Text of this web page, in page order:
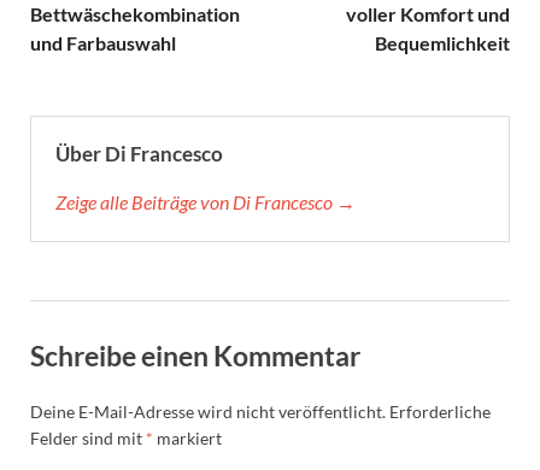
Bettwäschekombination
und Farbauswahl
voller Komfort und
Bequemlichkeit
Über Di Francesco
Zeige alle Beiträge von Di Francesco →
Schreibe einen Kommentar
Deine E-Mail-Adresse wird nicht veröffentlicht. Erforderliche
Felder sind mit * markiert